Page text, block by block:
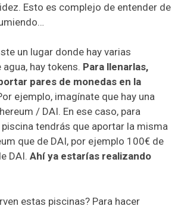
Esto es complejo de entender de
un lugar donde hay varias
hay tokens. Para llenarlas,
pares de monedas en la
ejemplo, imagínate que hay una
/ DAI. En ese caso, para
tendrás que aportar la misma
que de DAI, por ejemplo 100€ de
DAI. Ahí ya estarías realizando
estas piscinas? Para hacer